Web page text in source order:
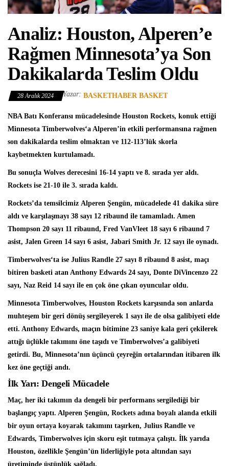
Analiz: Houston, Alperen’e
Rağmen Minnesota’ya Son
Dakikalarda Teslim Oldu
28 Aralık 2024 Yazar: BASKETHABER BASKET
NBA Batı Konferansı mücadelesinde Houston Rockets, konuk ettiği
Minnesota Timberwolves‘a Alperen’in etkili performansına rağmen
son dakikalarda teslim olmaktan ve 112-113’lük skorla
kaybetmekten kurtulamadı.
Bu sonuçla Wolves derecesini 16-14 yaptı ve 8. sırada yer aldı.
Rockets ise 21-10 ile 3. sırada kaldı.
Rockets’da temsilcimiz Alperen Şengün, mücadelede 41 dakika süre
aldı ve karşılaşmayı 38 sayı 12 ribaund ile tamamladı. Amen
Thompson 20 sayı 11 ribaund, Fred VanVleet 18 sayı 6 ribaund 7
asist, Jalen Green 14 sayı 6 asist, Jabari Smith Jr. 12 sayı ile oynadı.
Timberwolves‘ta ise Julius Randle 27 sayı 8 ribaund 8 asist, maçı
bitiren basketi atan Anthony Edwards 24 sayı, Donte DiVincenzo 22
sayı, Naz Reid 14 sayı ile en çok öne çıkan oyuncular oldu.
Minnesota Timberwolves, Houston Rockets karşısında son anlarda
muhteşem bir geri dönüş sergileyerek 1 sayı ile de olsa galibiyeti elde
etti. Anthony Edwards, maçın bitimine 23 saniye kala geri çekilerek
attığı üçlükle takımını öne taşıdı ve Timberwolves’a galibiyeti
getirdi. Bu, Minnesota’nın üçüncü çeyreğin ortalarından itibaren ilk
kez öne geçtiği andı.
İlk Yarı: Dengeli Mücadele
Maç, her iki takımın da dengeli bir performans sergilediği bir
başlangıç yaptı. Alperen Şengün, Rockets adına boyalı alanda etkili
bir oyun ortaya koyarak takımını taşırken, Julius Randle ve
Edwards, Timberwolves için skoru eşit tutmaya çalıştı. İlk yarıda
Houston, özellikle Şengün’ün liderliğiyle pota altından sayı
üretiminde üstünlük sağladı.